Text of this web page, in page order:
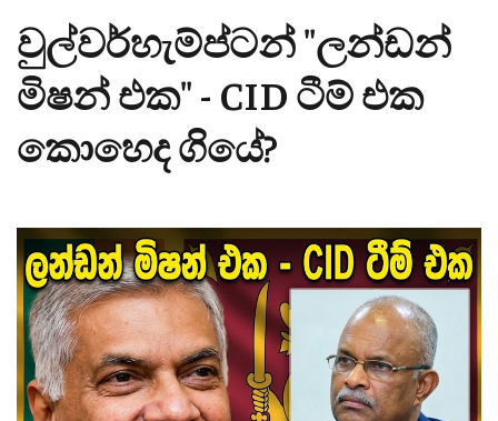
වුල්වර්හැම්ප්ටන් "ලන්ඩන්
මිෂන් එක" - CID ටීම් එක
කොහෙද ගියේ?